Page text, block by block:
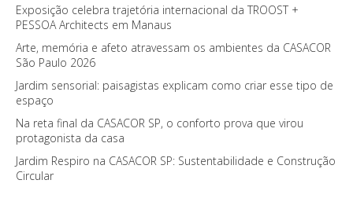
Exposição celebra trajetória internacional da TROOST +
PESSOA Architects em Manaus
Arte, memória e afeto atravessam os ambientes da CASACOR
São Paulo 2026
Jardim sensorial: paisagistas explicam como criar esse tipo de
espaço
Na reta final da CASACOR SP, o conforto prova que virou
protagonista da casa
Jardim Respiro na CASACOR SP: Sustentabilidade e Construção
Circular